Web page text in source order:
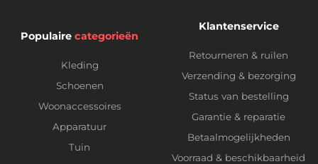
Populaire categorieën
Kleding
Schoenen
Woonaccessoires
Apparatuur
Tuin
Klantenservice
Retourneren & ruilen
Verzending & bezorging
Status van bestelling
Garantie & reparatie
Betaalmogelijkheden
Voorraad & beschikbaarheid